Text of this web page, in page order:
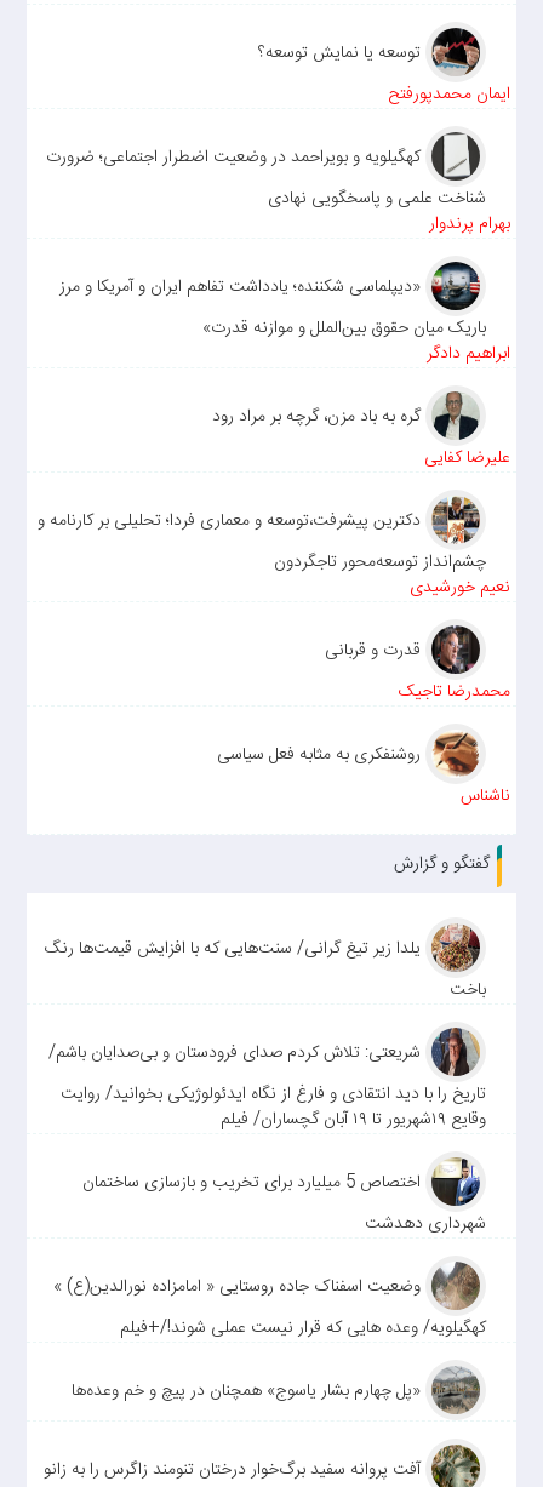
توسعه یا نمایش توسعه؟
ایمان محمدپورفتح
کهگیلویه و بویراحمد در وضعیت اضطرار اجتماعی؛ ضرورت
شناخت علمی و پاسخگویی نهادی
بهرام پرندوار
«دیپلماسی شکننده؛ یادداشت تفاهم ایران و آمریکا و مرز
باریک میان حقوق بین‌الملل و موازنه قدرت»
ابراهیم دادگر
گره به باد مزن، گرچه بر مراد رود
علیرضا کفایی
دکترین پیشرفت،توسعه و معماری فردا؛ تحلیلی بر کارنامه و
چشم‌انداز توسعه‌محور تاجگردون
نعیم خورشیدی
قدرت و قربانی
محمدرضا تاجیک
روشنفکری به مثابه فعل سیاسی
ناشناس
گفتگو و گزارش
یلدا زیر تیغ گرانی/ سنت‌هایی که با افزایش قیمت‌ها رنگ
باخت
شریعتی: تلاش کردم صدای فرودستان و بی‌صدایان باشم/
تاریخ را با دید انتقادی و فارغ از نگاه ایدئولوژیکی بخوانید/ روایت
وقایع ۱۹شهریور تا ۱۹ آبان گچساران/ فیلم
اختصاص 5 میلیارد برای تخریب و بازسازی ساختمان
شهرداری دهدشت
وضعیت اسفناک جاده روستایی « امامزاده نورالدین(ع) »
کهگیلویه/ وعده هایی که قرار نیست عملی شوند!/+فیلم
«پل چهارم بشار یاسوج» همچنان در پیچ و خم وعده‌ها
آفت پروانه سفید برگ‌خوار درختان تنومند زاگرس را به زانو